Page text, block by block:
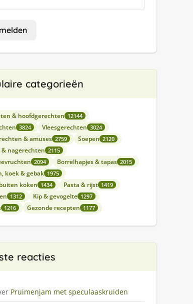
categorieën
& hoofdgerechten 12144
3824 Vleesgerechten 3024
& amuses 2759 Soepen 2120
& nagerechten 2115
2094 Borrelhapjes & tapas 2015
koek & gebak 1975
koken 1434 Pasta & rijst 1419
1312 Kip & gevogelte 1297
1216 Gezonde recepten 1177
reacties
Pruimenjam met speculaaskruiden